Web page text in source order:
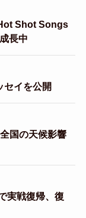
Shot Songs
長中
セイを公開
国の天候影響
実戦復帰、復